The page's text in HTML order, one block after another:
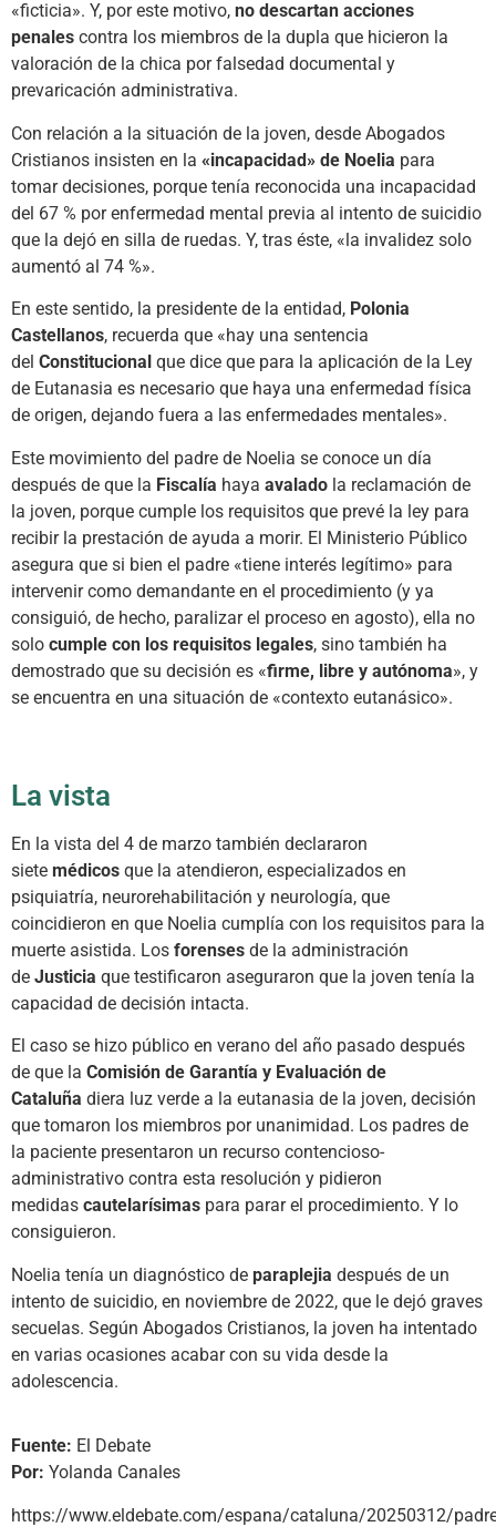
«ficticia». Y, por este motivo, no descartan acciones
penales contra los miembros de la dupla que hicieron la
valoración de la chica por falsedad documental y
prevaricación administrativa.
Con relación a la situación de la joven, desde Abogados
Cristianos insisten en la «incapacidad» de Noelia para
tomar decisiones, porque tenía reconocida una incapacidad
del 67 % por enfermedad mental previa al intento de suicidio
que la dejó en silla de ruedas. Y, tras éste, «la invalidez solo
aumentó al 74 %».
En este sentido, la presidente de la entidad, Polonia
Castellanos, recuerda que «hay una sentencia
del Constitucional que dice que para la aplicación de la Ley
de Eutanasia es necesario que haya una enfermedad física
de origen, dejando fuera a las enfermedades mentales».
Este movimiento del padre de Noelia se conoce un día
después de que la Fiscalía haya avalado la reclamación de
la joven, porque cumple los requisitos que prevé la ley para
recibir la prestación de ayuda a morir. El Ministerio Público
asegura que si bien el padre «tiene interés legítimo» para
intervenir como demandante en el procedimiento (y ya
consiguió, de hecho, paralizar el proceso en agosto), ella no
solo cumple con los requisitos legales, sino también ha
demostrado que su decisión es «firme, libre y autónoma», y
se encuentra en una situación de «contexto eutanásico».
La vista
En la vista del 4 de marzo también declararon
siete médicos que la atendieron, especializados en
psiquiatría, neurorehabilitación y neurología, que
coincidieron en que Noelia cumplía con los requisitos para la
muerte asistida. Los forenses de la administración
de Justicia que testificaron aseguraron que la joven tenía la
capacidad de decisión intacta.
El caso se hizo público en verano del año pasado después
de que la Comisión de Garantía y Evaluación de
Cataluña diera luz verde a la eutanasia de la joven, decisión
que tomaron los miembros por unanimidad. Los padres de
la paciente presentaron un recurso contencioso-
administrativo contra esta resolución y pidieron
medidas cautelarísimas para parar el procedimiento. Y lo
consiguieron.
Noelia tenía un diagnóstico de paraplejia después de un
intento de suicidio, en noviembre de 2022, que le dejó graves
secuelas. Según Abogados Cristianos, la joven ha intentado
en varias ocasiones acabar con su vida desde la
adolescencia.
Fuente: El Debate
Por: Yolanda Canales
https://www.eldebate.com/espana/cataluna/20250312/